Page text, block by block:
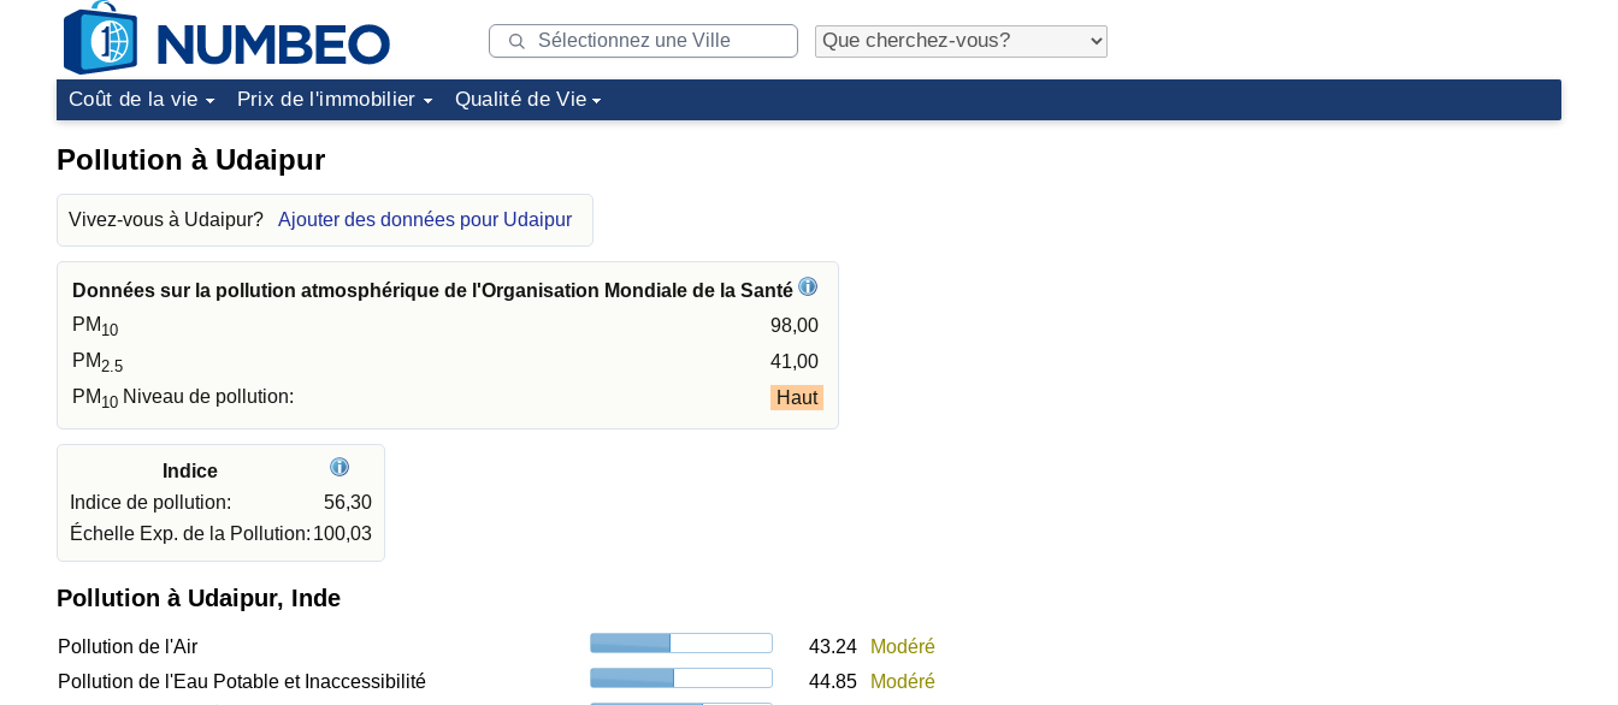
Coût de la vie Prix de l'immobilier Qualité de Vie
Pollution à Udaipur
Vivez-vous à Udaipur? Ajouter des données pour Udaipur
Données sur la pollution atmosphérique de l'Organisation Mondiale de la Santé
PM 10
98,00
PM2.5
41,00
PM 10 Niveau de pollution: Haut
Indice
Indice de pollution:
56,30
Échelle Exp. de la Pollution: 100,03
Pollution à Udaipur, Inde
Pollution de l'Air 43.24
Modéré
Pollution de l'Eau Potable et Inaccessibilité
44.85
Modéré